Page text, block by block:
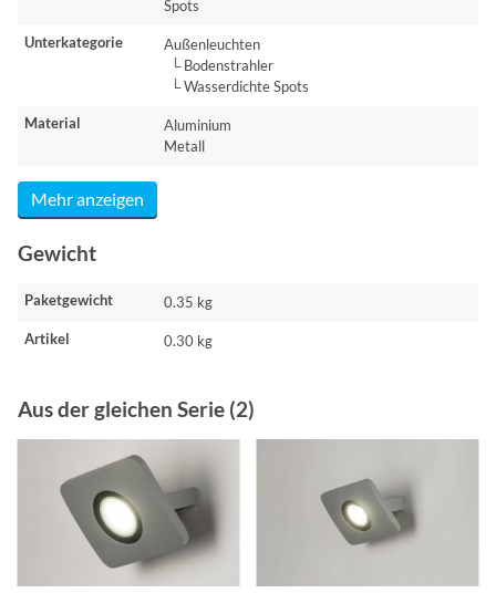
Spots
Unterkategorie
Außenleuchten
└ Bodenstrahler
└ Wasserdichte Spots
Material
Aluminium
Metall
Mehr anzeigen
Gewicht
Paketgewicht 0.35 kg
Artikel 0.30 kg
Aus der gleichen Serie (2)